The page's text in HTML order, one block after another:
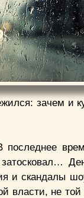
зачем и
и скандалы
власти, не